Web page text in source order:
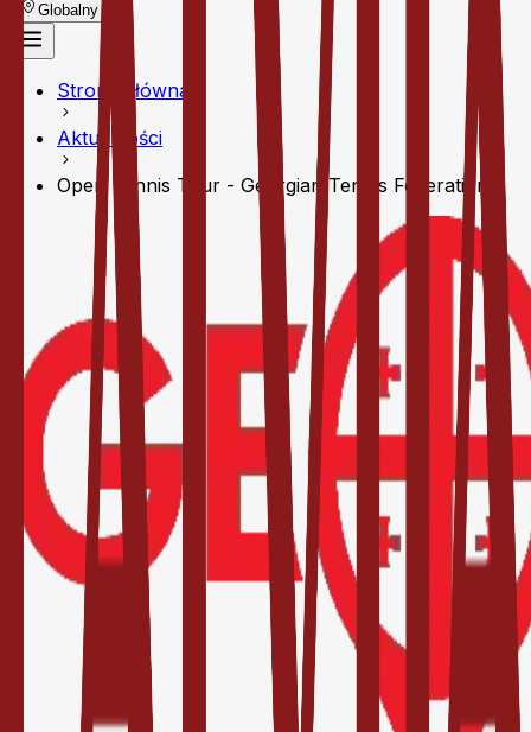
Globalny
Strona główna
Aktualności
Open Tennis Tour - Georgian Tennis Federation